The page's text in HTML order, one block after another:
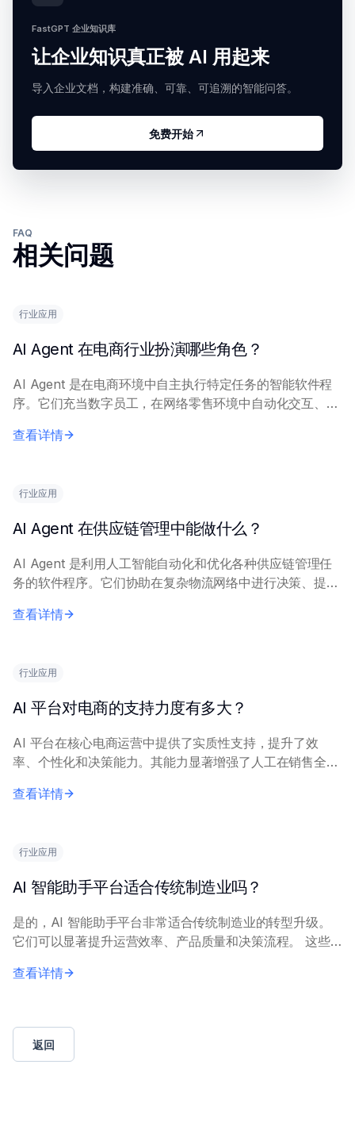
FastGPT 企业知识库
让企业知识真正被 AI 用起来
导入企业文档，构建准确、可靠、可追溯的智能问答。
免费开始
FAQ
相关问题
行业应用
AI Agent 在电商行业扮演哪些角色？
AI Agent 是在电商环境中自主执行特定任务的智能软件程
序。它们充当数字员工，在网络零售环境中自动化交互、流
升客户体验，优化库存和物流运营，驱...
查看详情
行业应用
AI Agent 在供应链管理中能做什么？
AI Agent 是利用人工智能自动化和优化各种供应链管理任
务的软件程序。它们协助在复杂物流网络中进行决策、提升
言处理和数据分析执行功能，...
查看详情
行业应用
AI 平台对电商的支持力度有多大？
AI 平台在核心电商运营中提供了实质性支持，提升了效
率、个性化和决策能力。其能力显著增强了人工在销售全生
预测的数据分析、个性化推荐、通过智能客服实...
查看详情
行业应用
AI 智能助手平台适合传统制造业吗？
是的，AI 智能助手平台非常适合传统制造业的转型升级。
它们可以显著提升运营效率、产品质量和决策流程。 这些
色。主要应用包括预测性维护以减少计划外停机...
查看详情
返回